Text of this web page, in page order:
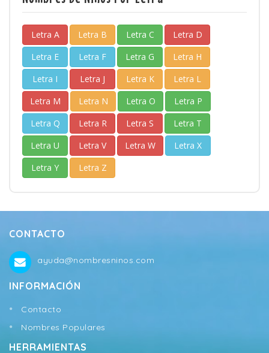
Letra A Letra B Letra C
Letra D
Letra E
Letra F Letra G
Letra H
Letra I
Letra J Letra K
Letra L
Letra M
Letra N Letra O
Letra P
Letra Q
Letra R Letra S
Letra T
Letra U
Letra V Letra W
Letra X
Letra Y
Letra Z
CONTACTO
ayuda@nombresninos.com
INFORMACIÓN
Contacto
Nombres Populares
HERRAMIENTAS